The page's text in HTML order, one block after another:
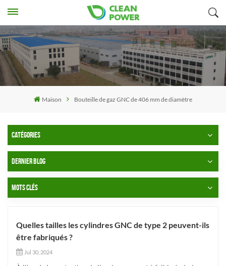
Maison Bouteille de gaz GNC de 406 mm de diamètre
CATÉGORIES
DERNIER BLOG
MOTS CLÉS
Quelles tailles les cylindres GNC de type 2 peuvent-ils
être fabriqués ?
Jul 30, 2024